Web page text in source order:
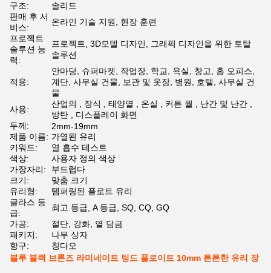
구조:
솔리드
판매 후 서
비스:
온라인 기술 지원, 현장 훈련
프로젝트
솔루션 능
력:
프로젝트, 3D모델 디자인, 그래픽 디자인을 위한 토탈
솔루션
적용:
안마당, 슈퍼마켓, 작업장, 학교, 욕실, 창고, 홈 오피스,
계단, 사무실 건물, 보관 및 옷장, 병원, 호텔, 사무실 건
물
사용:
산업의 , 장식 , 태양열 , 온실 , 커튼 월 , 난간 및 난간 ,
방탄 , 디스플레이 화면
두께:
2mm-19mm
제품 이름: 가열된 유리
키워드:
열 흡수 테스트
색상:
사용자 정의 색상
가장자리:
부드럽다
크기:
맞춤 크기
유리형:
템퍼링된 플로트 유리
글라스 등
급:
최고 등급, A 등급, SQ, CQ, GQ
가공:
절단, 강화, 열 담금
패키지:
나무 상자
항구:
칭다오
블루 블랙 브론즈 라미네이트 팅드 플로이트 10mm 튼튼한 유리 장